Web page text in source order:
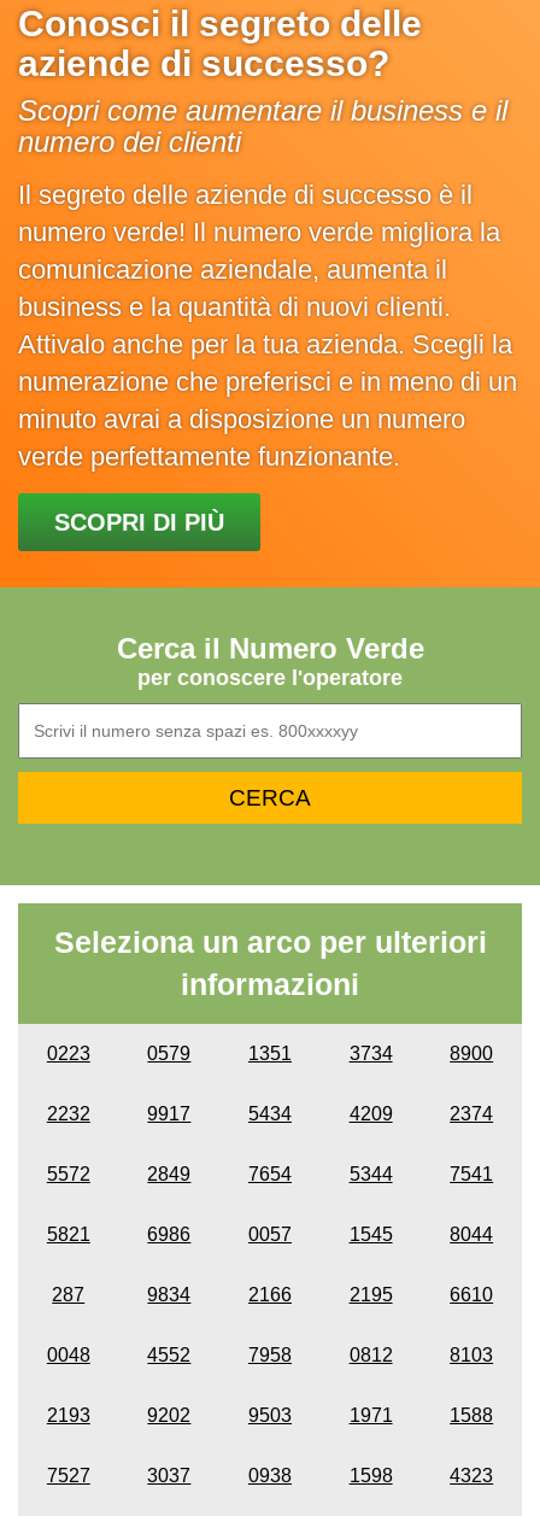
Conosci il segreto delle
aziende di successo?
Scopri come aumentare il business e il
numero dei clienti
Il segreto delle aziende di successo è il
numero verde! Il numero verde migliora la
comunicazione aziendale, aumenta il
business e la quantità di nuovi clienti.
Attivalo anche per la tua azienda. Scegli la
numerazione che preferisci e in meno di un
minuto avrai a disposizione un numero
verde perfettamente funzionante.
SCOPRI DI PIÙ
Cerca il Numero Verde
per conoscere l'operatore
Seleziona un arco per ulteriori
informazioni
0223 0579 1351 3734 8900
2232 9917 5434 4209 2374
5572 2849 7654 5344 7541
5821 6986 0057 1545 8044
287 9834 2166 2195 6610
0048 4552 7958 0812 8103
2193 9202 9503 1971 1588
7527 3037 0938 1598 4323